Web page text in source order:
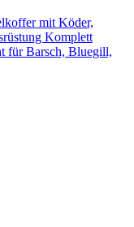
mit Köder,
Komplett
für Barsch, Bluegill,